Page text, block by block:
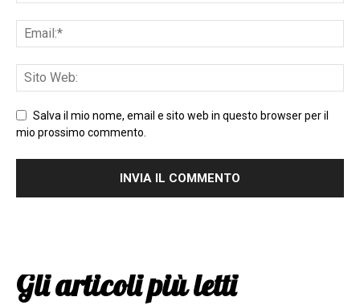
Salva il mio nome, email e sito web in questo browser per il
mio prossimo commento.
Gli articoli più letti